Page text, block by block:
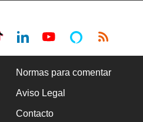
Normas para comentar
Aviso Legal
Contacto